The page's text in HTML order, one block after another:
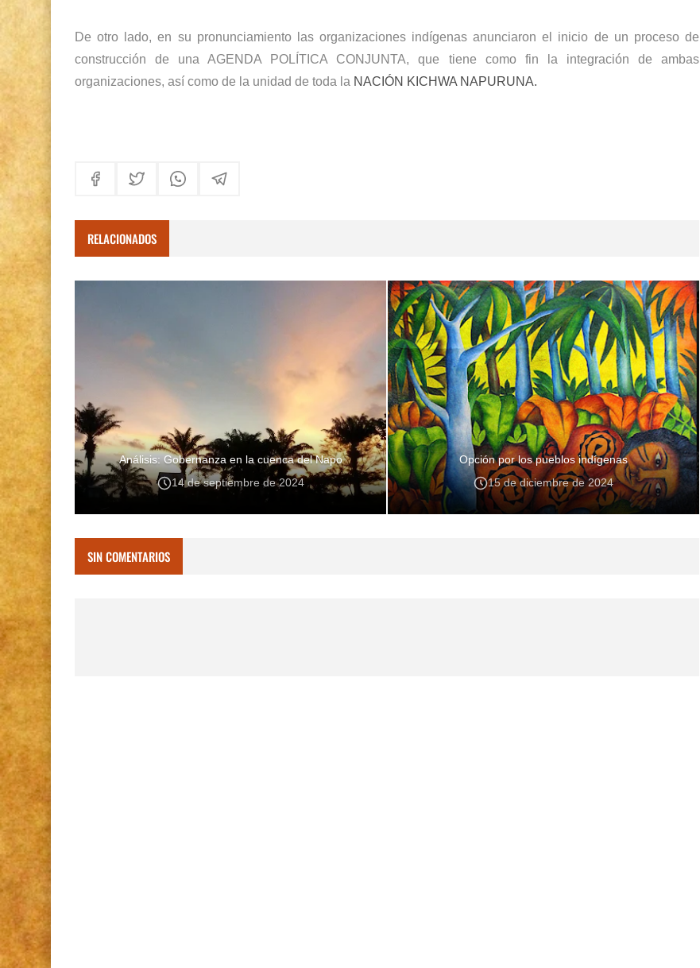
De otro lado, en su pronunciamiento las organizaciones indígenas anunciaron el inicio de un proceso de
construcción de una AGENDA POLÍTICA CONJUNTA, que tiene como fin la integración de ambas
organizaciones, así como de la unidad de toda la NACIÓN KICHWA NAPURUNA.
RELACIONADOS
Análisis: Gobernanza en la cuenca del Napo
14 de septiembre de 2024
Opción por los pueblos indígenas
15 de diciembre de 2024
SIN COMENTARIOS